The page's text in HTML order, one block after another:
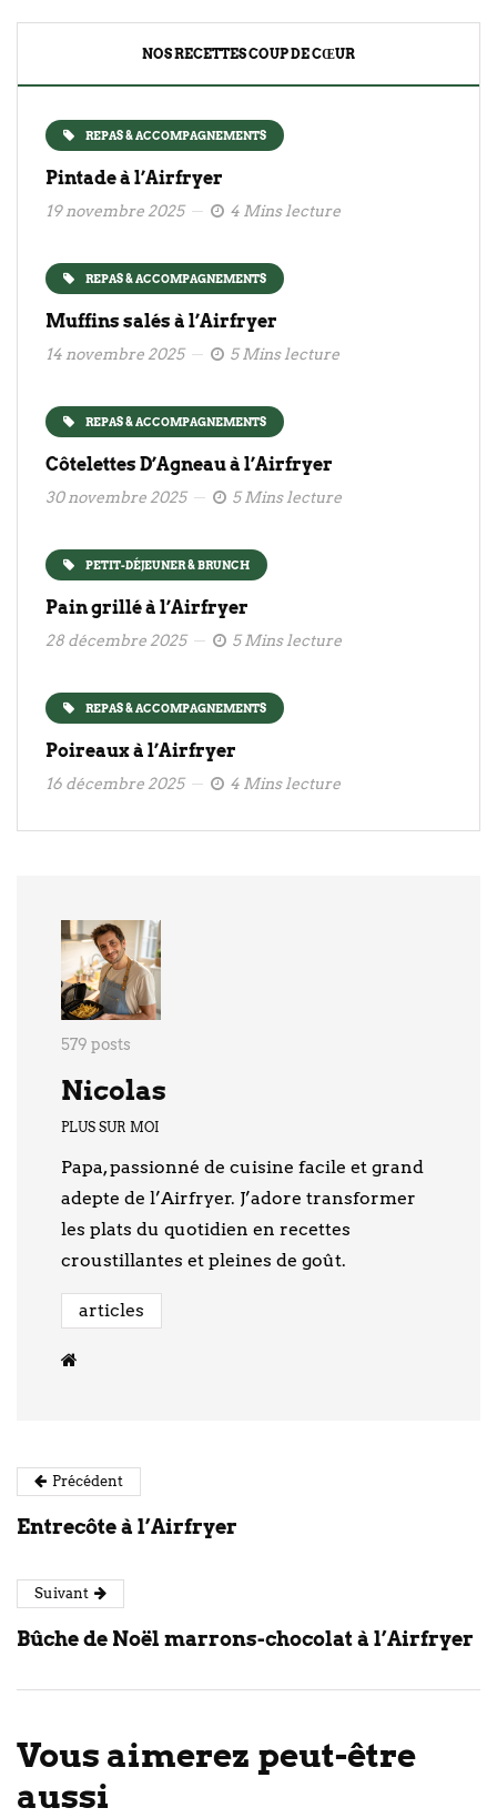
NOS RECETTES COUP DE CŒUR
REPAS & ACCOMPAGNEMENTS
Pintade à l’Airfryer
19 novembre 2025 4 Mins lecture
REPAS & ACCOMPAGNEMENTS
Muffins salés à l’Airfryer
14 novembre 2025 5 Mins lecture
REPAS & ACCOMPAGNEMENTS
Côtelettes D’Agneau à l’Airfryer
30 novembre 2025 5 Mins lecture
PETIT-DÉJEUNER & BRUNCH
Pain grillé à l’Airfryer
28 décembre 2025 5 Mins lecture
REPAS & ACCOMPAGNEMENTS
Poireaux à l’Airfryer
16 décembre 2025 4 Mins lecture
579 posts
Nicolas
PLUS SUR MOI
Papa, passionné de cuisine facile et grand
adepte de l’Airfryer. J’adore transformer
les plats du quotidien en recettes
croustillantes et pleines de goût.
articles
Précédent
Entrecôte à l’Airfryer
Suivant
Bûche de Noël marrons-chocolat à l’Airfryer
Vous aimerez peut-être
aussi